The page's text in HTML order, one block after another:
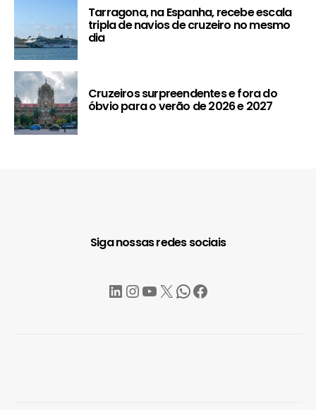
Tarragona, na Espanha, recebe escala
tripla de navios de cruzeiro no mesmo
dia
Cruzeiros surpreendentes e fora do
óbvio para o verão de 2026 e 2027
Siga nossas redes sociais
LinkedIn
Instagram
YouTube
X WhatsApp
Facebook